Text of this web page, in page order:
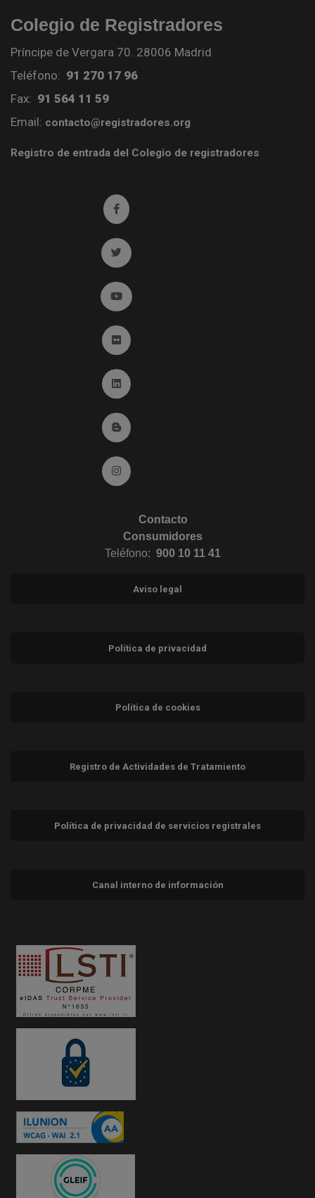
Colegio de Registradores
Príncipe de Vergara 70. 28006 Madrid
Teléfono: 91 270 17 96
Fax: 91 564 11 59
Email: contacto@registradores.org
Registro de entrada del Colegio de registradores
Ir a facebook (abre en ventana nueva)
Ir a twitter (abre en ventana nueva)
Ir a YouTube (abre en ventana nueva)
Ir a Flickr (abre en ventana nueva)
Ir a Linkedin (abre en ventana nueva)
Ir al Blog (abre en ventana nueva)
Ir a Instagram (abre en ventana nueva)
Contacto
Consumidores
Teléfono: 900 10 11 41
Aviso legal
Política de privacidad
Política de cookies
Registro de Actividades de Tratamiento
Política de privacidad de servicios registrales
Canal interno de información